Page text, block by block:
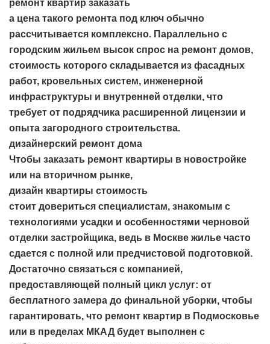
ремонт квартир заказать
а цена такого ремонта под ключ обычно
рассчитывается комплексно. Параллельно с
городским жильем высок спрос на ремонт домов,
стоимость которого складывается из фасадных
работ, кровельных систем, инженерной
инфраструктуры и внутренней отделки, что
требует от подрядчика расширенной лицензии и
опыта загородного строительства.
дизайнерский ремонт дома
Чтобы заказать ремонт квартиры в новостройке
или на вторичном рынке,
дизайн квартиры стоимость
стоит довериться специалистам, знакомым с
технологиями усадки и особенностями черновой
отделки застройщика, ведь в Москве жилье часто
сдается с полной или предчистовой подготовкой.
Достаточно связаться с компанией,
предоставляющей полный цикл услуг: от
бесплатного замера до финальной уборки, чтобы
гарантировать, что ремонт квартир в Подмосковье
или в пределах МКАД будет выполнен с